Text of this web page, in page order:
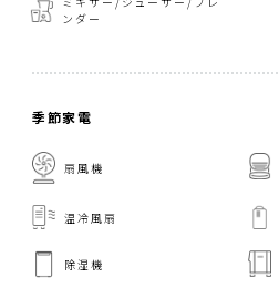
ンダー
季節家電
扇風機
温冷風扇
除湿機